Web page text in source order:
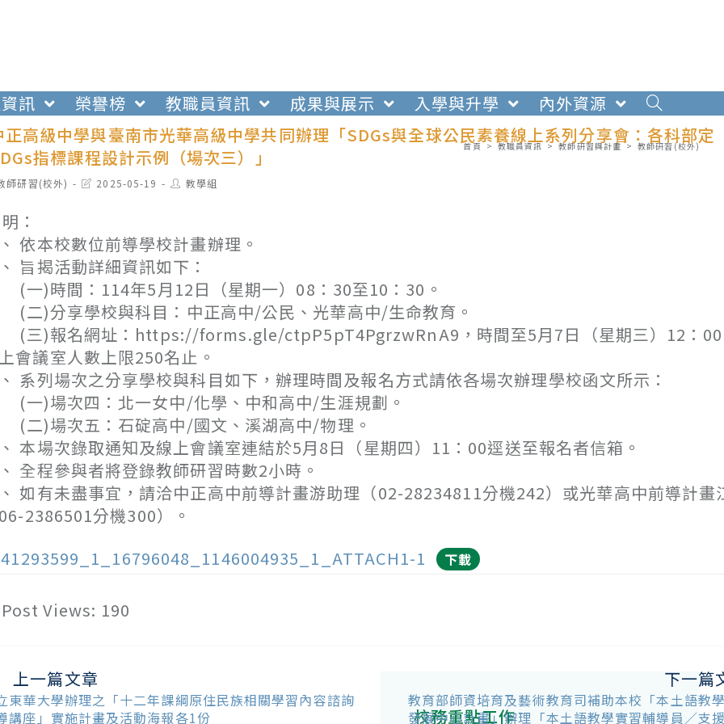
訊 榮譽榜 教職員資訊 成果與展示 入學與升學
內外資源
高級中學與臺南市光華高級中學共同辦理「SDGs與全球公民素養線上系列分享會：各科部定
指標課程設計示例（場次三）」
首頁 > 教職員資訊 > 教師研習與計畫 > 教師研習(校外)
師研習(校外)
Post2025-05-19
Post教學組
：
依本校數位前導學校計畫辦理。
旨揭活動詳細資訊如下：
)時間：114年5月12日（星期一）08：30至10：30。
)分享學校與科目：中正高中/公民、光華高中/生命教育。
)報名網址：https://forms.gle/ctpP5pT4PgrzwRnA9，時間至5月7日（星期三）12：00
會議室人數上限250名止。
系列場次之分享學校與科目如下，辦理時間及報名方式請依各場次辦理學校函文所示：
)場次四：北一女中/化學、中和高中/生涯規劃。
)場次五：石碇高中/國文、溪湖高中/物理。
本場次錄取通知及線上會議室連結於5月8日（星期四）11：00逕送至報名者信箱。
全程參與者將登錄教師研習時數2小時。
如有未盡事宜，請洽中正高中前導計畫游助理（02-28234811分機242）或光華高中前導計畫
06-2386501分機300）。
1
下載
Post Views: 190
上一篇文章
東華大學辦理之「十二年課綱原住民族相關學習內容諮詢
講座」實施計畫及活動海報各1份
下一篇
教育部師資培育及藝術教育司補助本校「本土語教
發展中心計畫」辦理「本土語教學實習輔導員／支
校務重點工作